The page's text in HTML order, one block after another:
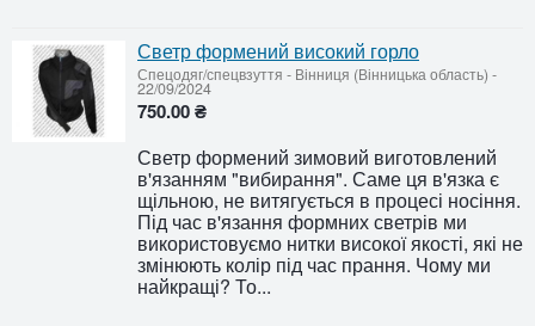
Светр формений високий горло
Спецодяг/спецвзуття - Вінниця (Вінницька область) -
22/09/2024
750.00 ₴
Светр формений зимовий виготовлений
в'язанням "вибирання". Саме ця в'язка є
щільною, не витягується в процесі носіння.
Під час в'язання формних светрів ми
використовуємо нитки високої якості, які не
змінюють колір під час прання. Чому ми
найкращі? То...